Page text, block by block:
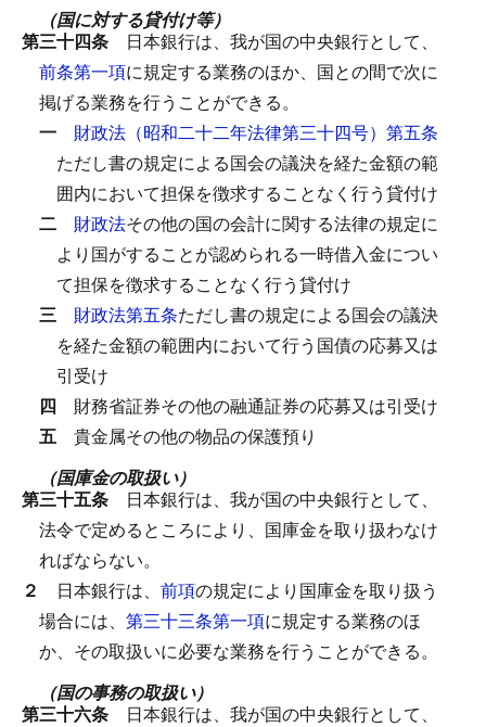
（国に対する貸付け等）
第三十四条 日本銀行は、我が国の中央銀行として、
前条第一項に規定する業務のほか、国との間で次に
掲げる業務を行うことができる。
一 財政法（昭和二十二年法律第三十四号）第五条
ただし書の規定による国会の議決を経た金額の範
囲内において担保を徴求することなく行う貸付け
二 財政法その他の国の会計に関する法律の規定に
より国がすることが認められる一時借入金につい
て担保を徴求することなく行う貸付け
三 財政法第五条ただし書の規定による国会の議決
を経た金額の範囲内において行う国債の応募又は
引受け
四 財務省証券その他の融通証券の応募又は引受け
五 貴金属その他の物品の保護預り
（国庫金の取扱い）
第三十五条 日本銀行は、我が国の中央銀行として、
法令で定めるところにより、国庫金を取り扱わなけ
ればならない。
２ 日本銀行は、 前項の規定により国庫金を取り扱う
場合には、 第三十三条第一項に規定する業務のほ
か、その取扱いに必要な業務を行うことができる。
（国の事務の取扱い）
第三十六条 日本銀行は、我が国の中央銀行として、